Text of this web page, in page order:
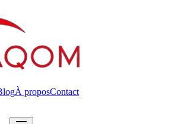
À proposContact